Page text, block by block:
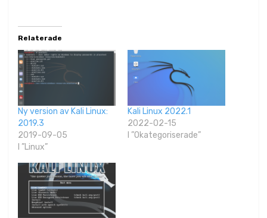
Relaterade
Ny version av Kali Linux:
2019.3
2019-09-05
I ”Linux”
Kali Linux 2022.1
2022-02-15
I ”Okategoriserade”